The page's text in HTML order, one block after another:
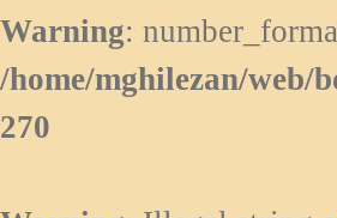
Warning:
/home/mghilezan/web/
270